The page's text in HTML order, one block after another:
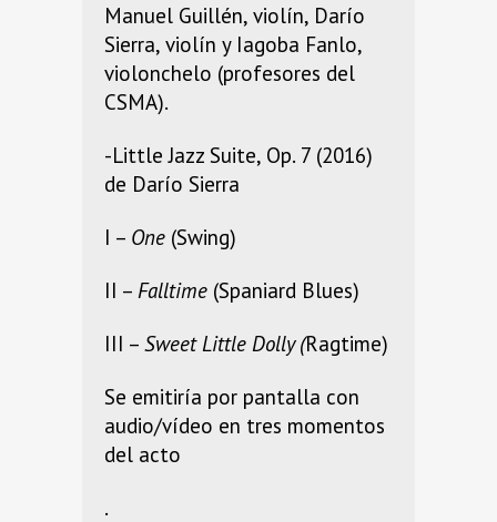
Manuel Guillén, violín, Darío
Sierra, violín y Iagoba Fanlo,
violonchelo (profesores del
CSMA).
-Little Jazz Suite, Op. 7 (2016)
de Darío Sierra
I – One (Swing)
II – Falltime (Spaniard Blues)
III – Sweet Little Dolly (Ragtime)
Se emitiría por pantalla con
audio/vídeo en tres momentos
del acto
.